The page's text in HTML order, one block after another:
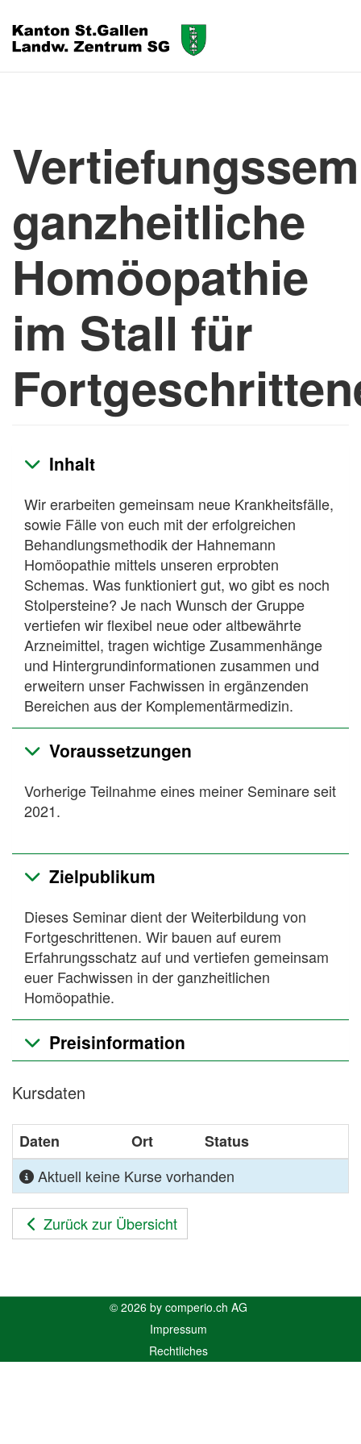
ganzheitliche
Homöopathie
im Stall für
Inhalt
Wir erarbeiten gemeinsam neue Krankheitsfälle,
sowie Fälle von euch mit der erfolgreichen
Behandlungsmethodik der Hahnemann
Homöopathie mittels unseren erprobten
Schemas. Was funktioniert gut, wo gibt es noch
Stolpersteine? Je nach Wunsch der Gruppe
vertiefen wir flexibel neue oder altbewährte
Arzneimittel, tragen wichtige Zusammenhänge
und Hintergrundinformationen zusammen und
erweitern unser Fachwissen in ergänzenden
Bereichen aus der Komplementärmedizin.
Voraussetzungen
Vorherige Teilnahme eines meiner Seminare seit
2021.
Zielpublikum
Dieses Seminar dient der Weiterbildung von
Fortgeschrittenen. Wir bauen auf eurem
Erfahrungsschatz auf und vertiefen gemeinsam
euer Fachwissen in der ganzheitlichen
Homöopathie.
Preisinformation
Kursdaten
Daten Ort
Status
Aktuell keine Kurse vorhanden
Zurück zur Übersicht
© 2026 by comperio.ch AG
Impressum
Rechtliches